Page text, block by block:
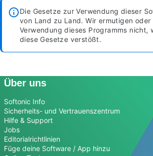
Die Gesetze zur Verwendung dieser
von Land zu Land. Wir ermutigen oder
Verwendung dieses Programms nicht,
diese Gesetze verstößt.
Über uns
Softonic Info
Sicherheits- und Vertrauenszentrum
Hilfe & Support
Jobs
Editorialrichtlinien
Füge deine Software / App hinzu